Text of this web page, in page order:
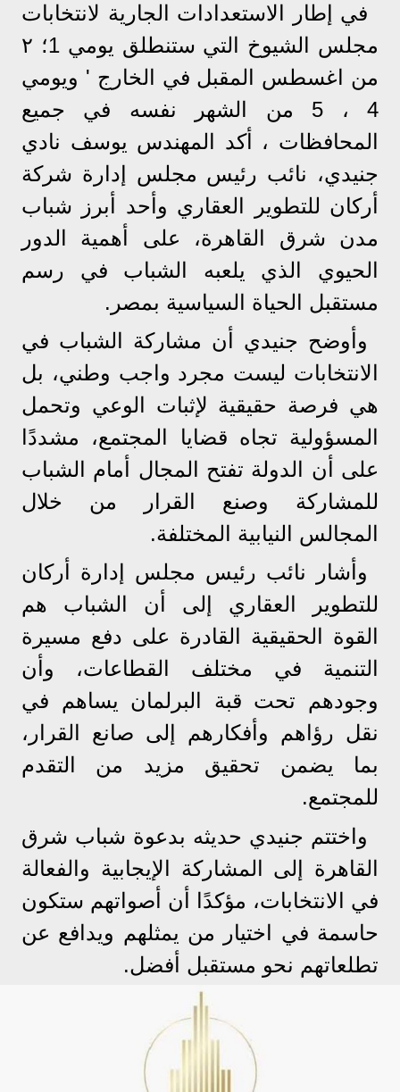
في إطار الاستعدادات الجارية لانتخابات
مجلس الشيوخ التي ستنطلق يومي 1؛ ٢
من اغسطس المقبل في الخارج ' ويومي
4 ، 5 من الشهر نفسه في جميع
المحافظات ، أكد المهندس يوسف نادي
جنيدي، نائب رئيس مجلس إدارة شركة
أركان للتطوير العقاري وأحد أبرز شباب
مدن شرق القاهرة، على أهمية الدور
الحيوي الذي يلعبه الشباب في رسم
مستقبل الحياة السياسية بمصر.
وأوضح جنيدي أن مشاركة الشباب في
الانتخابات ليست مجرد واجب وطني، بل
هي فرصة حقيقية لإثبات الوعي وتحمل
المسؤولية تجاه قضايا المجتمع، مشددًا
على أن الدولة تفتح المجال أمام الشباب
للمشاركة وصنع القرار من خلال
المجالس النيابية المختلفة.
وأشار نائب رئيس مجلس إدارة أركان
للتطوير العقاري إلى أن الشباب هم
القوة الحقيقية القادرة على دفع مسيرة
التنمية في مختلف القطاعات، وأن
وجودهم تحت قبة البرلمان يساهم في
نقل رؤاهم وأفكارهم إلى صانع القرار،
بما يضمن تحقيق مزيد من التقدم
للمجتمع.
واختتم جنيدي حديثه بدعوة شباب شرق
القاهرة إلى المشاركة الإيجابية والفعالة
في الانتخابات، مؤكدًا أن أصواتهم ستكون
حاسمة في اختيار من يمثلهم ويدافع عن
تطلعاتهم نحو مستقبل أفضل.